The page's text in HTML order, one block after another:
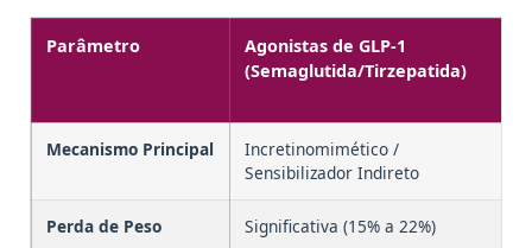
Parâmetro
Agonistas de GLP-1
(Semaglutida/Tirzepatida)
Mecanismo Principal
Incretinomimético /
Sensibilizador Indireto
Perda de Peso Significativa (15% a 22%)